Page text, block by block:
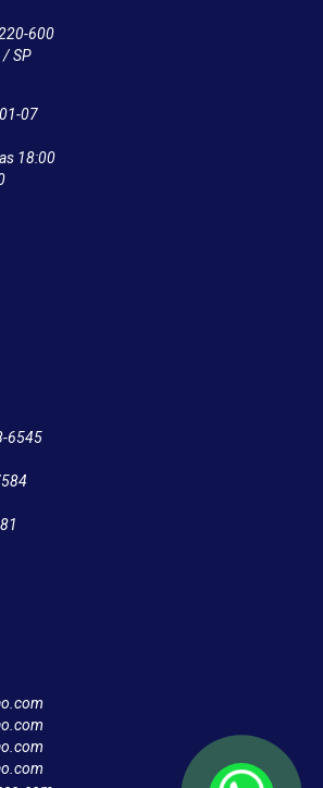
600
/ SP
07
18:00
6545